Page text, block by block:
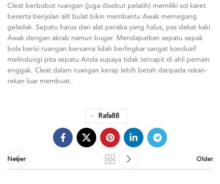
Cleat berbobot ruangan (juga disebut pelatih) memiliki sol karet
beserta benjolan alit bulat bikin membantu Awak memegang
geladak. Sepatu harus dari alat peraba yang halus, pas dekat kaki
Awak dengan akrab namun bugar. Mendapatkan sepatu sepak
bola berisi ruangan bersama lidah berlingkar sangat kondusif
melindungi pita sepatu Anda supaya tidak tercapit di ahli pemain
enggak. Cleat dalam ruangan kerap lebih betah daripada rekan-
rekan luar membuat.
Rafa88
Newer Older